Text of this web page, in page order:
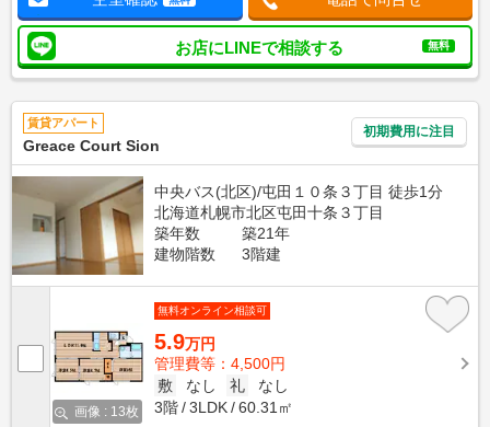
お店にLINEで相談する 無料
賃貸アパート
Greace Court Sion
初期費用に注目
中央バス(北区)/屯田１０条３丁目 徒歩1分
北海道札幌市北区屯田十条３丁目
築年数
築21年
建物階数
3階建
画像 : 13枚
無料オンライン相談可
5.9万円
管理費等：4,500円
敷
なし 礼
なし
3階
3LDK 60.31㎡